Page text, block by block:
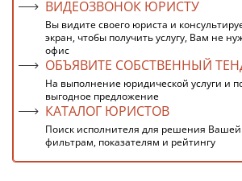
ВИДЕОЗВОНОК ЮРИСТУ
Вы видите своего юриста и
экран, чтобы получить услугу, Вам не
офис
ОБЪЯВИТЕ СОБСТВЕННЫЙ
На выполнение юридической услуги и
выгодное предложение
КАТАЛОГ ЮРИСТОВ
Поиск исполнителя для решения
фильтрам, показателям и рейтингу